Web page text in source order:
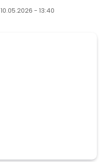
10.05.2026 - 13:40